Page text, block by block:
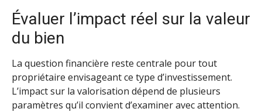
Évaluer l’impact réel sur la valeur
du bien
La question financière reste centrale pour tout
propriétaire envisageant ce type d’investissement.
L’impact sur la valorisation dépend de plusieurs
paramètres qu’il convient d’examiner avec attention.